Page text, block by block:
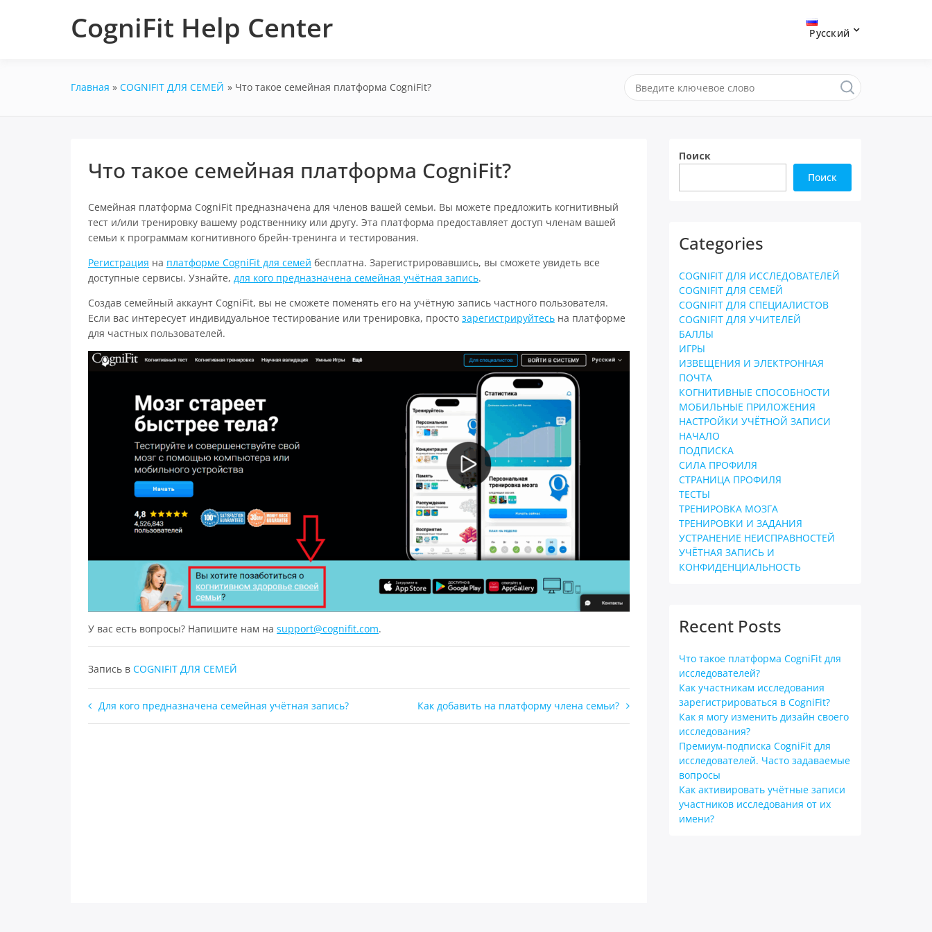
CogniFit Help Center Русский
Главная COGNIFIT ДЛЯ СЕМЕЙ Что такое семейная платформа CogniFit?
Что такое семейная платформа CogniFit?
Семейная платформа CogniFit предназначена для членов вашей семьи. Вы можете предложить когнитивный
тест и/или тренировку вашему родственнику или другу. Эта платформа предоставляет доступ членам вашей
семьи к программам когнитивного брейн-тренинга и тестирования.
Регистрация на платформе CogniFit для семей бесплатна. Зарегистрировавшись, вы сможете увидеть все
доступные сервисы. Узнайте, для кого предназначена семейная учётная запись.
Создав семейный аккаунт CogniFit, вы не сможете поменять его на учётную запись частного пользователя.
Если вас интересует индивидуальное тестирование или тренировка, просто зарегистрируйтесь на платформе
для частных пользователей.
У вас есть вопросы? Напишите нам на support@cognifit.com.
Запись в COGNIFIT ДЛЯ СЕМЕЙ
Навигация
по
Для кого предназначена семейная учётная запись? Как добавить на платформу члена семьи?
Поиск
Поиск
Categories
COGNIFIT ДЛЯ ИССЛЕДОВАТЕЛЕЙ
COGNIFIT ДЛЯ СЕМЕЙ
COGNIFIT ДЛЯ СПЕЦИАЛИСТОВ
COGNIFIT ДЛЯ УЧИТЕЛЕЙ
БАЛЛЫ
ИГРЫ
ИЗВЕЩЕНИЯ И ЭЛЕКТРОННАЯ
ПОЧТА
КОГНИТИВНЫЕ СПОСОБНОСТИ
МОБИЛЬНЫЕ ПРИЛОЖЕНИЯ
НАСТРОЙКИ УЧЁТНОЙ ЗАПИСИ
НАЧАЛО
ПОДПИСКА
СИЛА ПРОФИЛЯ
СТРАНИЦА ПРОФИЛЯ
ТЕСТЫ
ТРЕНИРОВКА МОЗГА
ТРЕНИРОВКИ И ЗАДАНИЯ
УСТРАНЕНИЕ НЕИСПРАВНОСТЕЙ
УЧЁТНАЯ ЗАПИСЬ И
КОНФИДЕНЦИАЛЬНОСТЬ
Recent Posts
Что такое платформа CogniFit для
исследователей?
Как участникам исследования
зарегистрироваться в CogniFit?
Как я могу изменить дизайн своего
исследования?
Премиум-подписка CogniFit для
исследователей. Часто задаваемые
вопросы
Как активировать учётные записи
участников исследования от их
имени?